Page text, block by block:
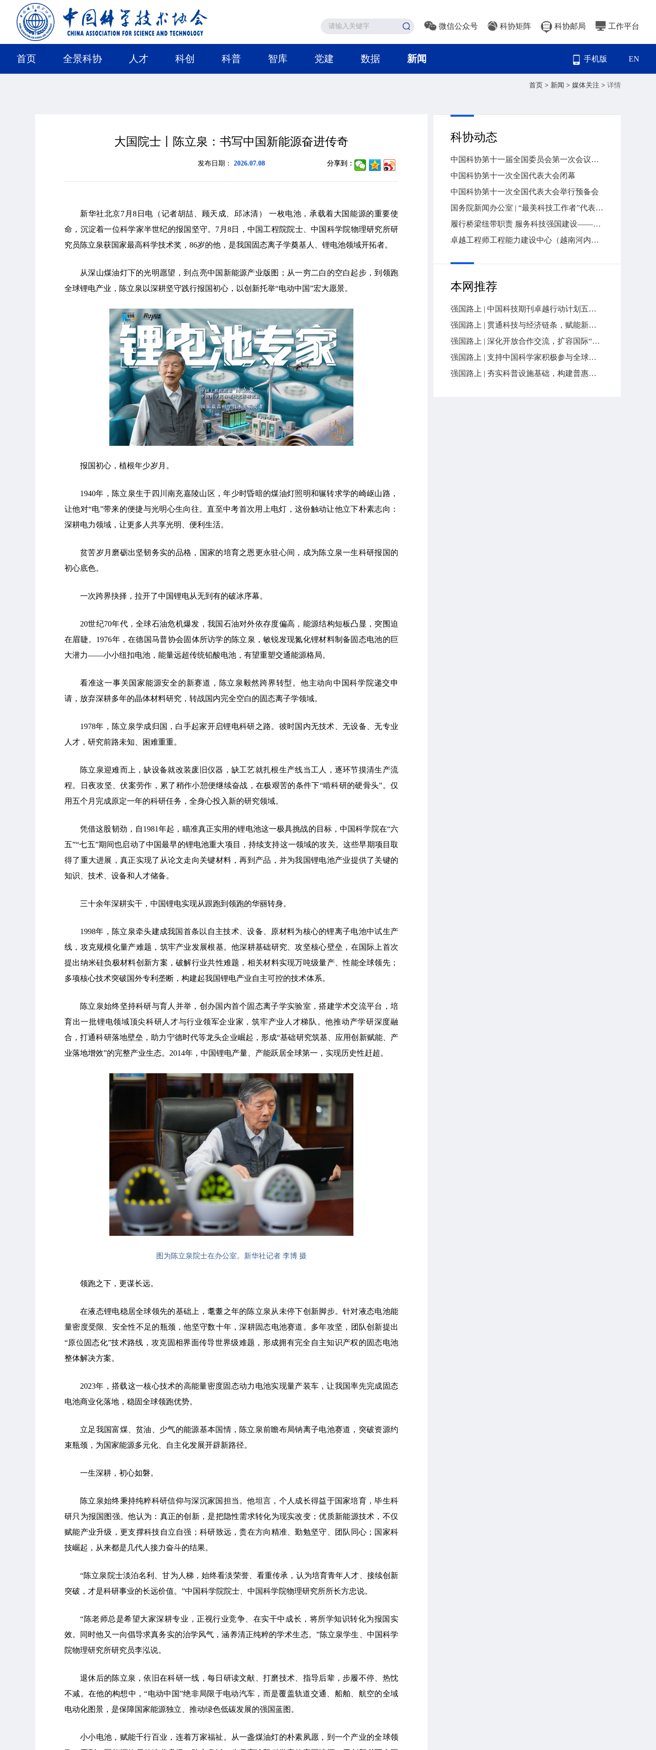
微信公众号 科协矩阵 科协邮局 工作平台
手机版 EN
首页 全景科协 人才 科创 科普 智库 党建 数据 新闻
首页 > 新闻 > 媒体关注 > 详情
大国院士丨陈立泉：书写中国新能源奋进传奇
发布日期： 2026.07.08 分享到：
新华社北京7月8日电（记者胡喆、顾天成、邱冰清） 一枚电池，承载着大国能源的重要使
命，沉淀着一位科学家半世纪的报国坚守。7月8日，中国工程院院士、中国科学院物理研究所研
究员陈立泉获国家最高科学技术奖，86岁的他，是我国固态离子学奠基人、锂电池领域开拓者。
从深山煤油灯下的光明愿望，到点亮中国新能源产业版图；从一穷二白的空白起步，到领跑
全球锂电产业，陈立泉以深耕坚守践行报国初心，以创新托举“电动中国”宏大愿景。
报国初心，植根年少岁月。
1940年，陈立泉生于四川南充嘉陵山区，年少时昏暗的煤油灯照明和辗转求学的崎岖山路，
让他对“电”带来的便捷与光明心生向往。直至中考首次用上电灯，这份触动让他立下朴素志向：
深耕电力领域，让更多人共享光明、便利生活。
贫苦岁月磨砺出坚韧务实的品格，国家的培育之恩更永驻心间，成为陈立泉一生科研报国的
初心底色。
一次跨界抉择，拉开了中国锂电从无到有的破冰序幕。
20世纪70年代，全球石油危机爆发，我国石油对外依存度偏高，能源结构短板凸显，突围迫
在眉睫。1976年，在德国马普协会固体所访学的陈立泉，敏锐发现氮化锂材料制备固态电池的巨
大潜力——小小纽扣电池，能量远超传统铅酸电池，有望重塑交通能源格局。
看准这一事关国家能源安全的新赛道，陈立泉毅然跨界转型。他主动向中国科学院递交申
请，放弃深耕多年的晶体材料研究，转战国内完全空白的固态离子学领域。
1978年，陈立泉学成归国，白手起家开启锂电科研之路。彼时国内无技术、无设备、无专业
人才，研究前路未知、困难重重。
陈立泉迎难而上，缺设备就改装废旧仪器，缺工艺就扎根生产线当工人，逐环节摸清生产流
程。日夜攻坚、伏案劳作，累了稍作小憩便继续奋战，在极艰苦的条件下“啃科研的硬骨头”。仅
用五个月完成原定一年的科研任务，全身心投入新的研究领域。
凭借这股韧劲，自1981年起，瞄准真正实用的锂电池这一极具挑战的目标，中国科学院在“六
五”“七五”期间也启动了中国最早的锂电池重大项目，持续支持这一领域的攻关。这些早期项目取
得了重大进展，真正实现了从论文走向关键材料，再到产品，并为我国锂电池产业提供了关键的
知识、技术、设备和人才储备。
三十余年深耕实干，中国锂电实现从跟跑到领跑的华丽转身。
1998年，陈立泉牵头建成我国首条以自主技术、设备、原材料为核心的锂离子电池中试生产
线，攻克规模化量产难题，筑牢产业发展根基。他深耕基础研究、攻坚核心壁垒，在国际上首次
提出纳米硅负极材料创新方案，破解行业共性难题，相关材料实现万吨级量产、性能全球领先；
多项核心技术突破国外专利垄断，构建起我国锂电产业自主可控的技术体系。
陈立泉始终坚持科研与育人并举，创办国内首个固态离子学实验室，搭建学术交流平台，培
育出一批锂电领域顶尖科研人才与行业领军企业家，筑牢产业人才梯队。他推动产学研深度融
合，打通科研落地壁垒，助力宁德时代等龙头企业崛起，形成“基础研究筑基、应用创新赋能、产
业落地增效”的完整产业生态。2014年，中国锂电产量、产能跃居全球第一，实现历史性赶超。
图为陈立泉院士在办公室。新华社记者 李博 摄
领跑之下，更谋长远。
在液态锂电稳居全球领先的基础上，耄耋之年的陈立泉从未停下创新脚步。针对液态电池能
量密度受限、安全性不足的瓶颈，他坚守数十年，深耕固态电池赛道。多年攻坚，团队创新提出
“原位固态化”技术路线，攻克固相界面传导世界级难题，形成拥有完全自主知识产权的固态电池
整体解决方案。
2023年，搭载这一核心技术的高能量密度固态动力电池实现量产装车，让我国率先完成固态
电池商业化落地，稳固全球领跑优势。
立足我国富煤、贫油、少气的能源基本国情，陈立泉前瞻布局钠离子电池赛道，突破资源约
束瓶颈，为国家能源多元化、自主化发展开辟新路径。
一生深耕，初心如磐。
陈立泉始终秉持纯粹科研信仰与深沉家国担当。他坦言，个人成长得益于国家培育，毕生科
研只为报国图强。他认为：真正的创新，是把隐性需求转化为现实改变；优质新能源技术，不仅
赋能产业升级，更支撑科技自立自强；科研致远，贵在方向精准、勤勉坚守、团队同心；国家科
技崛起，从来都是几代人接力奋斗的结果。
“陈立泉院士淡泊名利、甘为人梯，始终看淡荣誉、看重传承，认为培育青年人才、接续创新
突破，才是科研事业的长远价值。”中国科学院院士、中国科学院物理研究所所长方忠说。
“陈老师总是希望大家深耕专业，正视行业竞争、在实干中成长，将所学知识转化为报国实
效。同时他又一向倡导求真务实的治学风气，涵养清正纯粹的学术生态。”陈立泉学生、中国科学
院物理研究所研究员李泓说。
退休后的陈立泉，依旧在科研一线，每日研读文献、打磨技术、指导后辈，步履不停、热忱
不减。在他的构想中，“电动中国”绝非局限于电动汽车，而是覆盖轨道交通、船舶、航空的全域
电动化图景，是保障国家能源独立、推动绿色低碳发展的强国蓝图。
小小电池，赋能千行百业，连着万家福祉。从一盏煤油灯的朴素夙愿，到一个产业的全球领
科协动态
中国科协第十一届全国委员会第一次会议召开
中国科协第十一次全国代表大会闭幕
中国科协第十一次全国代表大会举行预备会
国务院新闻办公室 | “最美科技工作者”代表与中外记者见面交流
履行桥梁纽带职责 服务科技强国建设——中国科协五年工作回眸
卓越工程师工程能力建设中心（越南河内）正式启动
本网推荐
强国路上 | 中国科技期刊卓越行动计划五年答卷
强国路上 | 贯通科技与经济链条，赋能新质生产力发展
强国路上 | 深化开放合作交流，扩容国际“朋友圈”
强国路上 | 支持中国科学家积极参与全球科技治理，增进对国际科技界开放信任合作
强国路上 | 夯实科普设施基础，构建普惠共享服务体系